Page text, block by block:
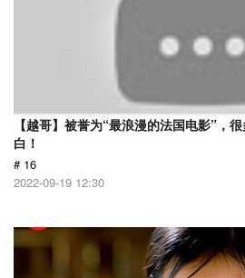
【越哥】被誉为“最浪漫的法国电影”，
白！
# 16
2022-09-19 12:30